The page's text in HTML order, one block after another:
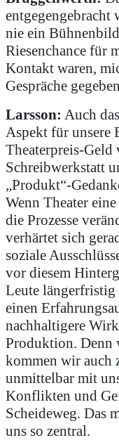
nie ein
Riesenchance für
Kontakt waren,
Gespräche
Larsson: Auch
Aspekt für unsere
Theaterpreis-Geld
Schreibwerkstatt
„Produkt“-
Wenn Theater
die Prozesse
verhärtet sich
soziale
vor diesem
Leute längerfristig
einen
nachhaltigere
Produktion. Denn
kommen wir auch
unmittelbar mit
Konflikten und
Scheideweg. Das
uns so zentral.